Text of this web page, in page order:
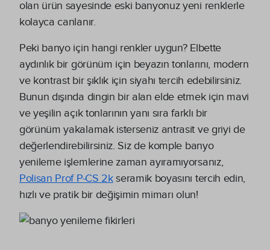
olan ürün sayesinde eski banyonuz yeni renklerle
kolayca canlanır.
Peki banyo için hangi renkler uygun? Elbette
aydınlık bir görünüm için beyazın tonlarını, modern
ve kontrast bir şıklık için siyahı tercih edebilirsiniz.
Bunun dışında dingin bir alan elde etmek için mavi
ve yeşilin açık tonlarının yanı sıra farklı bir
görünüm yakalamak isterseniz antrasit ve griyi de
değerlendirebilirsiniz. Siz de komple banyo
yenileme işlemlerine zaman ayıramıyorsanız,
Polisan Prof P-CS 2kseramik boyasını tercih edin,
hızlı ve pratik bir değişimin mimarı olun!